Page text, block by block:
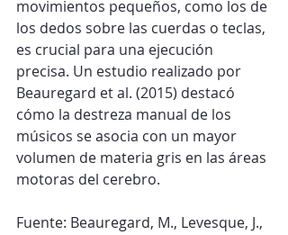
movimientos pequeños, como los de
los dedos sobre las cuerdas o teclas,
es crucial para una ejecución
precisa. Un estudio realizado por
Beauregard et al. (2015) destacó
cómo la destreza manual de los
músicos se asocia con un mayor
volumen de materia gris en las áreas
motoras del cerebro.
Fuente: Beauregard, M., Levesque, J.,